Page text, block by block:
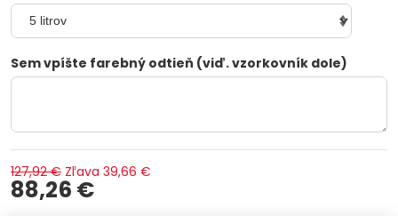
Sem vpíšte farebný odtieň (viď. vzorkovník dole)
127,92 € Zľava 39,66 €
88,26 €